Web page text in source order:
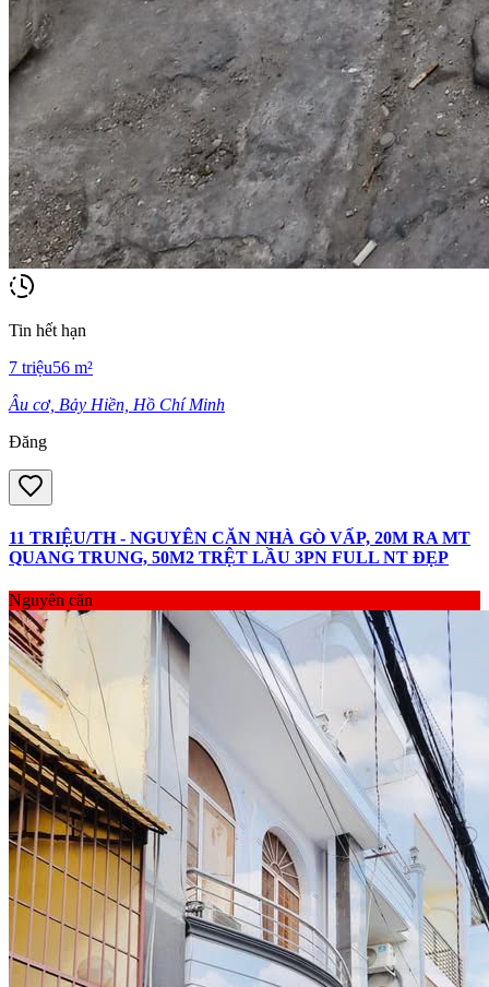
Tin hết hạn
7 triệu56 m²
Âu cơ, Bảy Hiền, Hồ Chí Minh
Đăng
11 TRIỆU/TH - NGUYÊN CĂN NHÀ GÒ VẤP, 20M RA MT
QUANG TRUNG, 50M2 TRỆT LẦU 3PN FULL NT ĐẸP
Nguyên căn